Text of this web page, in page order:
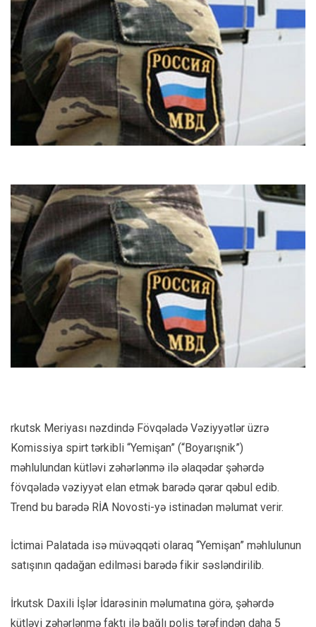
rkutsk Meriyası nəzdində Fövqəladə Vəziyyətlər üzrə
Komissiya spirt tərkibli “Yemişan” (“Boyarışnik”)
məhlulundan kütləvi zəhərlənmə ilə əlaqədar şəhərdə
fövqəladə vəziyyət elan etmək barədə qərar qəbul edib.
Trend bu barədə RİA Novosti-yə istinadən məlumat verir.
İctimai Palatada isə müvəqqəti olaraq “Yemişan” məhlulunun
satışının qadağan edilməsi barədə fikir səsləndirilib.
İrkutsk Daxili İşlər İdarəsinin məlumatına görə, şəhərdə
kütləvi zəhərlənmə faktı ilə bağlı polis tərəfindən daha 5